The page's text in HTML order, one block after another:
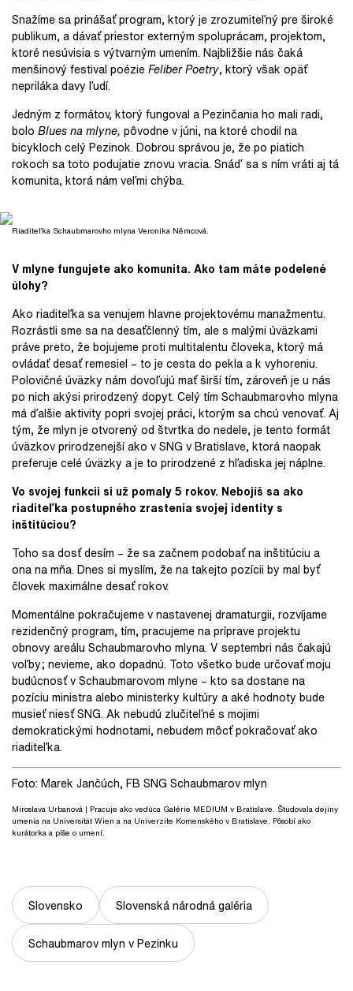
Snažíme sa prinášať program, ktorý je zrozumiteľný pre široké
publikum, a dávať priestor externým spoluprácam, projektom,
ktoré nesúvisia s výtvarným umením. Najbližšie nás čaká
menšinový festival poézieFeliber Poetry, ktorý však opäť
nepriláka davy ľudí.
Jedným z formátov, ktorý fungoval a Pezinčania ho mali radi,
bolo Blues na mlyne, pôvodne v júni, na ktoré chodil na
bicykloch celý Pezinok. Dobrou správou je, že po piatich
rokoch sa toto podujatie znovu vracia. Snáď sa s ním vráti aj tá
komunita, ktorá nám veľmi chýba.
Riaditeľka Schaubmarovho mlyna Veronika Němcová.
V mlyne fungujete ako komunita. Ako tam máte podelené
úlohy?
Ako riaditeľka sa venujem hlavne projektovému manažmentu.
Rozrástli sme sa na desaťčlenný tím, ale s malými úväzkami
práve preto, že bojujeme proti multitalentu človeka, ktorý má
ovládať desať remesiel – to je cesta do pekla a k vyhoreniu.
Polovičné úväzky nám dovoľujú mať širší tím, zároveň je u nás
po nich akýsi prirodzený dopyt. Celý tím Schaubmarovho mlyna
má ďalšie aktivity popri svojej práci, ktorým sa chcú venovať. Aj
tým, že mlyn je otvorený od štvrtka do nedele, je tento formát
úväzkov prirodzenejší ako v SNG v Bratislave, ktorá naopak
preferuje celé úväzky a je to prirodzené z hľadiska jej náplne.
Vo svojej funkcii si už pomaly 5 rokov. Nebojíš sa ako
riaditeľka postupného zrastenia svojej identity s
inštitúciou?
Toho sa dosť desím – že sa začnem podobať na inštitúciu a
ona na mňa. Dnes si myslím, že na takejto pozícii by mal byť
človek maximálne desať rokov.
Momentálne pokračujeme v nastavenej dramaturgii, rozvíjame
rezidenčný program, tím, pracujeme na príprave projektu
obnovy areálu Schaubmarovho mlyna. V septembri nás čakajú
voľby; nevieme, ako dopadnú. Toto všetko bude určovať moju
budúcnosť v Schaubmarovom mlyne – kto sa dostane na
pozíciu ministra alebo ministerky kultúry a aké hodnoty bude
musieť niesť SNG. Ak nebudú zlučiteľné s mojimi
demokratickými hodnotami, nebudem môcť pokračovať ako
riaditeľka.
Foto: Marek Jančúch, FB SNG Schaubmarov mlyn
Miroslava Urbanová | Pracuje ako vedúca Galérie MEDIUM v Bratislave. Študovala dejiny
umenia na Universität Wien a na Univerzite Komenského v Bratislave. Pôsobí ako
kurátorka a píše o umení.
Slovensko Slovenská národná galéria
Schaubmarov mlyn v Pezinku